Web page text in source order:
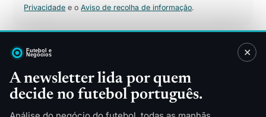
✕
A newsletter lida por quem
decide no futebol português.
Privacidade e oAviso de recolha de informação.
Sitemap
Direitos TV
Patrocínios
Merchandising
Finanças